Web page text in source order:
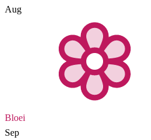
Aug
Bloei
Sep